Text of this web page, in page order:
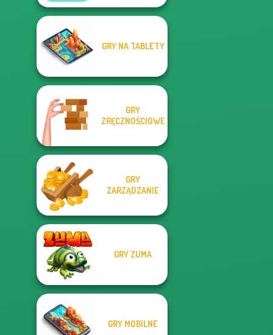
GRY NA TABLETY
GRY
ZRĘCZNOŚCIOWE
GRY
ZARZĄDZANIE
GRY ZUMA
GRY MOBILNE